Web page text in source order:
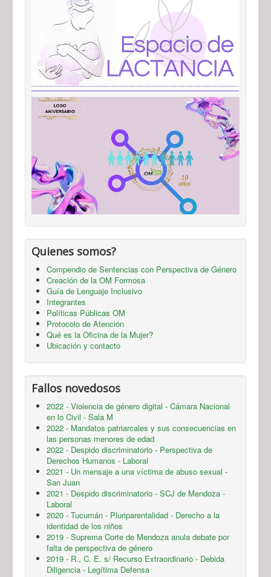
Quienes somos?
Compendio de Sentencias con Perspectiva de Género
Creación de la OM Formosa
Guía de Lenguaje Inclusivo
Integrantes
Políticas Públicas OM
Protocolo de Atención
Qué es la Oficina de la Mujer?
Ubicación y contacto
Fallos novedosos
2022 - Violencia de género digital - Cámara Nacional
en lo Civil - Sala M
2022 - Mandatos patriarcales y sus consecuencias en
las personas menores de edad
2022 - Despido discriminatorio - Perspectiva de
Derechos Humanos - Laboral
2021 - Un mensaje a una víctima de abuso sexual -
San Juan
2021 - Despido discriminatorio - SCJ de Mendoza -
Laboral
2020 - Tucumán - Pluriparentalidad - Derecho a la
identidad de los niños
2019 - Suprema Corte de Mendoza anula debate por
falta de perspectiva de género
2019 - R., C. E. s/ Recurso Extraordinario - Debida
Diligencia - Legítima Defensa